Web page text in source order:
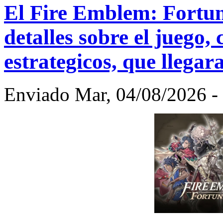
El Fire Emblem:
detalles sobre el juego,
estrategicos, que
Enviado Mar, 04/08/2026